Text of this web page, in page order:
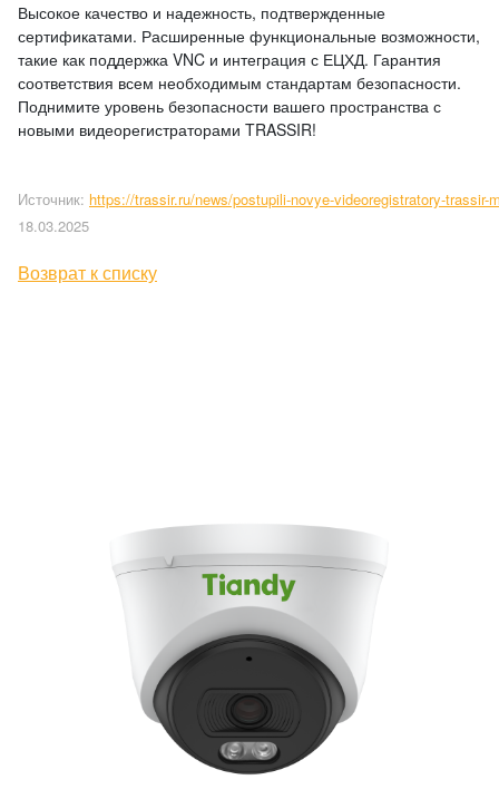
Высокое качество и надежность, подтвержденные
сертификатами. Расширенные функциональные возможности,
такие как поддержка VNC и интеграция с ЕЦХД. Гарантия
соответствия всем необходимым стандартам безопасности.
Поднимите уровень безопасности вашего пространства с
новыми видеорегистраторами TRASSIR!
Источник: https://trassir.ru/news/postupili-novye-videoregistratory-trassir-
18.03.2025
Возврат к списку